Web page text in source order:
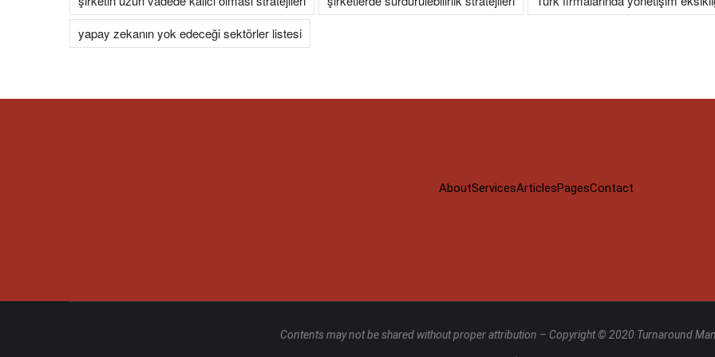
yapay zekanın yok edeceği sektörler listesi
AboutServicesArticlesPagesContact
Contents may not be shared without proper attribution – Copyright © 2020 Turnaround